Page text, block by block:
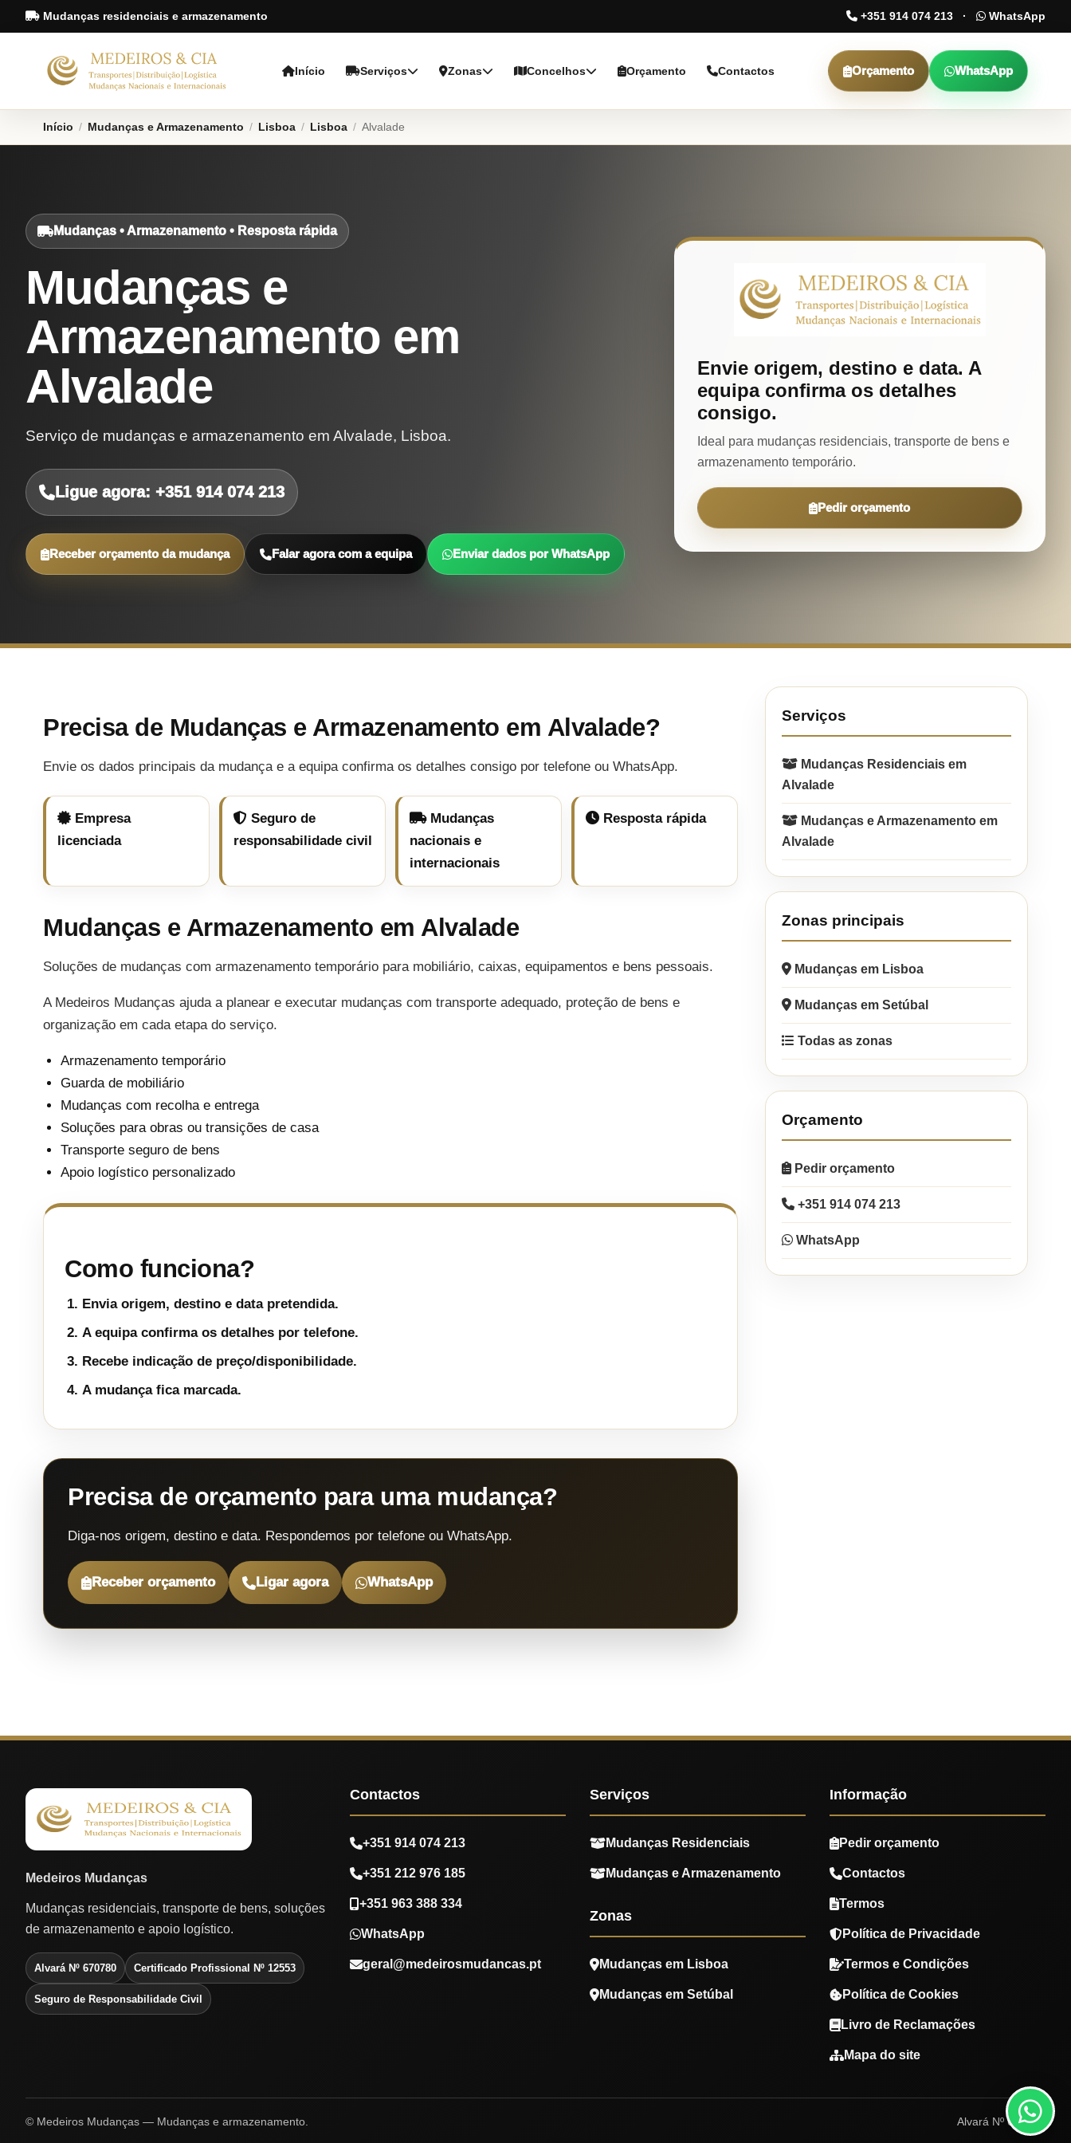
Mudanças residenciais e armazenamento +351 914 074 213 · WhatsApp
Início Serviços Zonas Concelhos Orçamento Contactos Orçamento WhatsApp
Início / Mudanças e Armazenamento / Lisboa / Lisboa / Alvalade
Mudanças • Armazenamento • Resposta rápida
Mudanças e
Armazenamento em
Alvalade
Serviço de mudanças e armazenamento em Alvalade, Lisboa.
Ligue agora: +351 914 074 213
Receber orçamento da mudança Falar agora com a equipa Enviar dados por WhatsApp
Envie origem, destino e data. A
equipa confirma os detalhes
consigo.
Ideal para mudanças residenciais, transporte de bens e
armazenamento temporário.
Pedir orçamento
Precisa de Mudanças e Armazenamento em Alvalade?
Envie os dados principais da mudança e a equipa confirma os detalhes consigo por telefone ou WhatsApp.
Empresa
licenciada
Seguro de
responsabilidade civil
Mudanças
nacionais e
internacionais
Resposta rápida
Mudanças e Armazenamento em Alvalade
Soluções de mudanças com armazenamento temporário para mobiliário, caixas, equipamentos e bens pessoais.
A Medeiros Mudanças ajuda a planear e executar mudanças com transporte adequado, proteção de bens e
organização em cada etapa do serviço.
Armazenamento temporário
Guarda de mobiliário
Mudanças com recolha e entrega
Soluções para obras ou transições de casa
Transporte seguro de bens
Apoio logístico personalizado
Como funciona?
Envia origem, destino e data pretendida.
A equipa confirma os detalhes por telefone.
Recebe indicação de preço/disponibilidade.
A mudança fica marcada.
Precisa de orçamento para uma mudança?
Diga-nos origem, destino e data. Respondemos por telefone ou WhatsApp.
Receber orçamento Ligar agora WhatsApp
Serviços
Mudanças Residenciais em
Alvalade
Mudanças e Armazenamento em
Alvalade
Zonas principais
Mudanças em Lisboa
Mudanças em Setúbal
Todas as zonas
Orçamento
Pedir orçamento
+351 914 074 213
WhatsApp
Medeiros Mudanças
Mudanças residenciais, transporte de bens, soluções
de armazenamento e apoio logístico.
Alvará Nº 670780 Certificado Profissional Nº 12553
Seguro de Responsabilidade Civil
Contactos
+351 914 074 213
+351 212 976 185
+351 963 388 334
WhatsApp
geral@medeirosmudancas.pt
Serviços
Mudanças Residenciais
Mudanças e Armazenamento
Zonas
Mudanças em Lisboa
Mudanças em Setúbal
Informação
Pedir orçamento
Contactos
Termos
Política de Privacidade
Termos e Condições
Política de Cookies
Livro de Reclamações
Mapa do site
© Medeiros Mudanças — Mudanças e armazenamento. Alvará Nº 670780